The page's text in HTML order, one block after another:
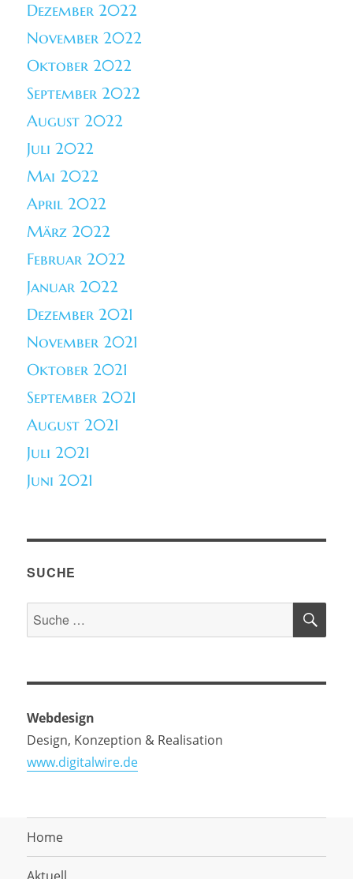
Dezember 2022
November 2022
Oktober 2022
September 2022
August 2022
Juli 2022
Mai 2022
April 2022
März 2022
Februar 2022
Januar 2022
Dezember 2021
November 2021
Oktober 2021
September 2021
August 2021
Juli 2021
Juni 2021
SUCHE
Suche
nach:
Webdesign
Design, Konzeption & Realisation
www.digitalwire.de
Home
Aktuell